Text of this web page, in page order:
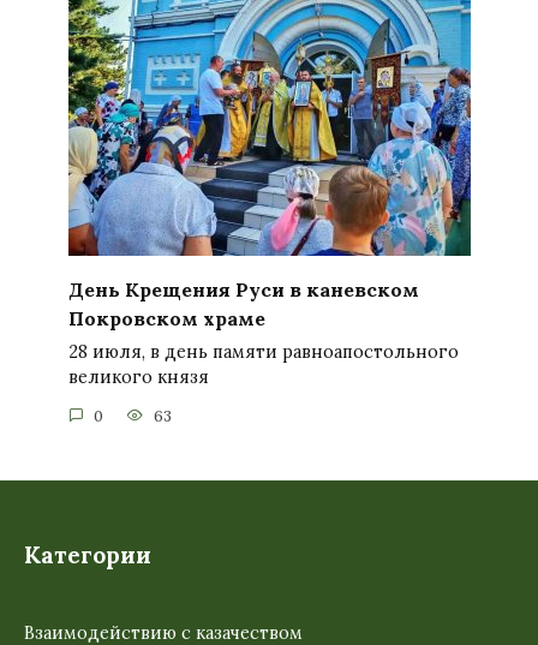
День Крещения Руси в каневском
Покровском храме
28 июля, в день памяти равноапостольного
великого князя
0 63
Категории
Взаимодействию с казачеством